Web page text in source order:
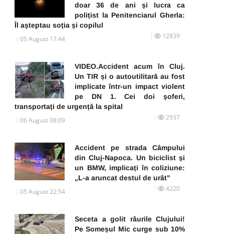
doar 36 de ani și lucra ca
polițist la Penitenciarul Gherla:
Îl așteptau soția și copilul
05 August 17:44 12839
VIDEO.Accident acum în Cluj.
Un TIR și o autoutilitară au fost
implicate într-un impact violent
pe DN 1. Cei doi șoferi,
transportați de urgență la spital
06 August 08:09 2937
Accident pe strada Câmpului
din Cluj-Napoca. Un biciclist și
un BMW, implicați în coliziune:
„L-a aruncat destul de urât”
05 August 22:54 4220
Seceta a golit râurile Clujului!
Pe Someșul Mic curge sub 10%